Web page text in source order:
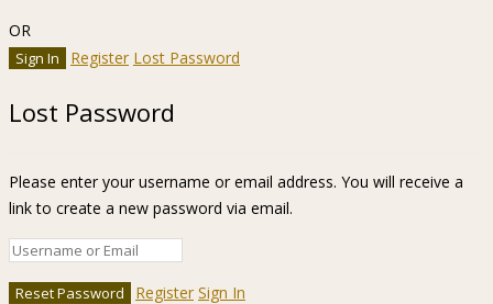
OR
Register Lost Password
Lost Password
Please enter your username or email address. You will receive a
link to create a new password via email.
Register Sign In